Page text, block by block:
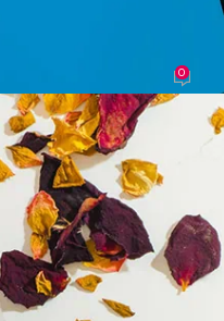
ลือกกลิ่นหอมอย่
0